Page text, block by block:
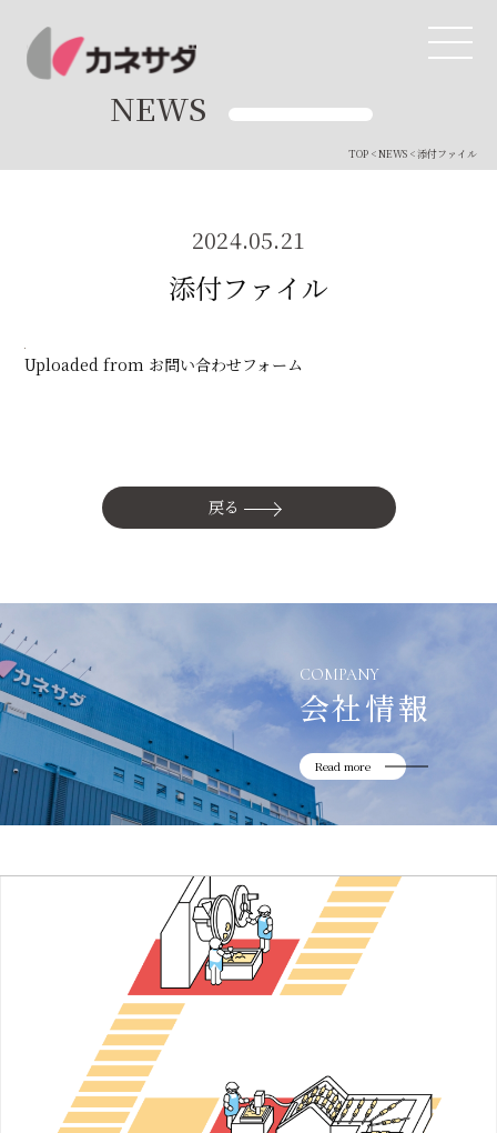
TOP
生産体制
美味しい安心
かね貞の歴史
NEWS
TOP<NEWS< 添付ファイル
2024.05.21
添付ファイル
Uploaded from お問い合わせフォーム
戻る
COMPANY
会社情報
Read more